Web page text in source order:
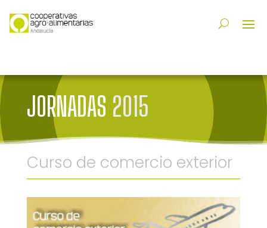
JORNADAS 2015
Curso de comercio exterior